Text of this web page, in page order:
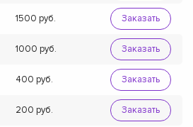
1500 Заказать
1000 Заказать
400 Заказать
200 Заказать